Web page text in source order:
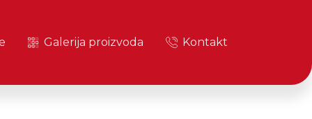
Galerija proizvoda Kontakt